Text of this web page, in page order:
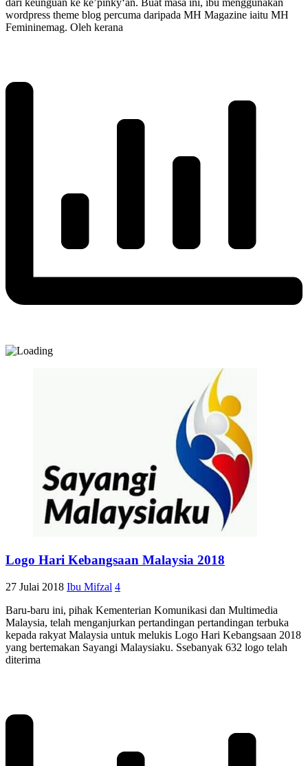
dari keunguan ke ke’pinky‘an. Buat masa ini, ibu menggunakan
wordpress theme blog percuma daripada MH Magazine iaitu MH
Femininemag. Oleh kerana
Logo Hari Kebangsaan Malaysia 2018
27 Julai 2018 Ibu Mifzal 4
Baru-baru ini, pihak Kementerian Komunikasi dan Multimedia
Malaysia, telah menganjurkan pertandingan pertandingan terbuka
kepada rakyat Malaysia untuk melukis Logo Hari Kebangsaan 2018
yang bertemakan Sayangi Malaysiaku. Ssebanyak 632 logo telah
diterima